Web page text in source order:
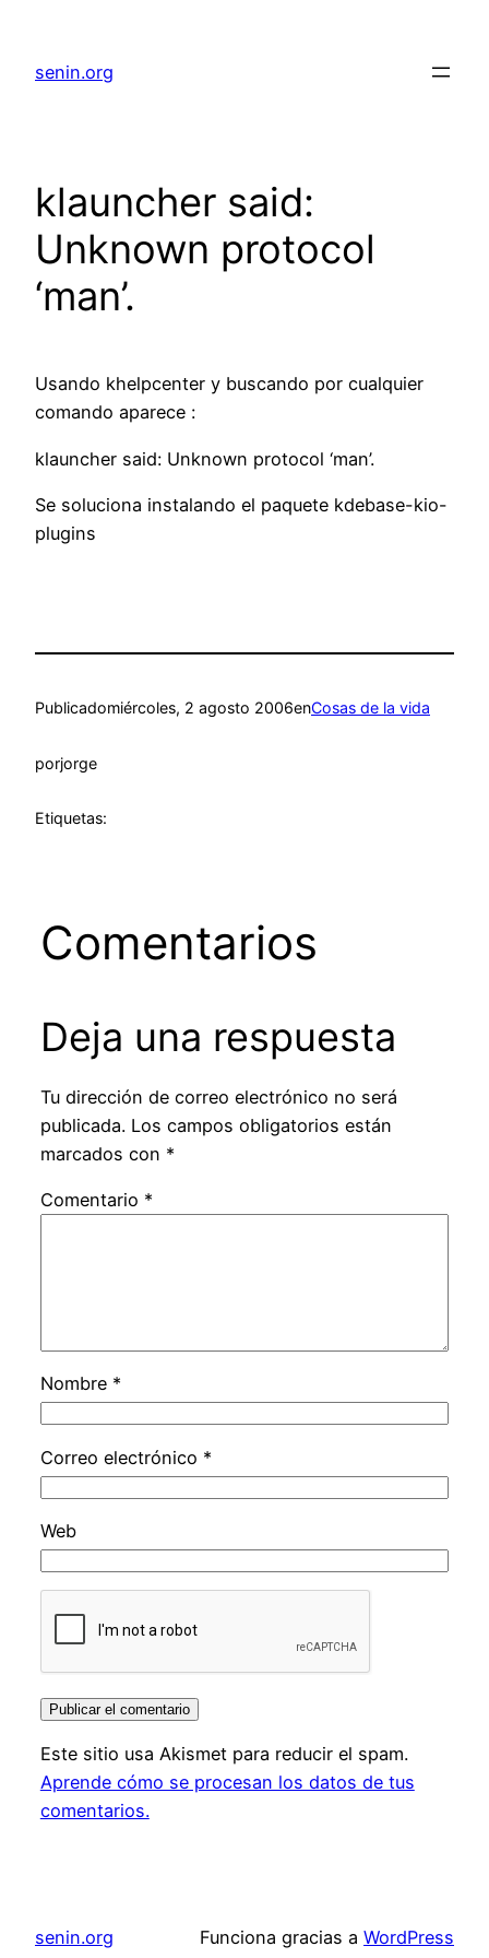
senin.org
klauncher said:
Unknown protocol
‘man’.
Usando khelpcenter y buscando por cualquier
comando aparece :
klauncher said: Unknown protocol ‘man’.
Se soluciona instalando el paquete kdebase-kio-
plugins
Publicadomiércoles, 2 agosto 2006enCosas de la vida
porjorge
Etiquetas:
Comentarios
Deja una respuesta
Tu dirección de correo electrónico no será
publicada. Los campos obligatorios están
marcados con *
Comentario *
Nombre *
Correo electrónico *
Web
Este sitio usa Akismet para reducir el spam.
Aprende cómo se procesan los datos de tus
comentarios.
senin.org Funciona gracias a WordPress